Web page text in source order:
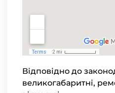
Відповідно до
великогабаритні,